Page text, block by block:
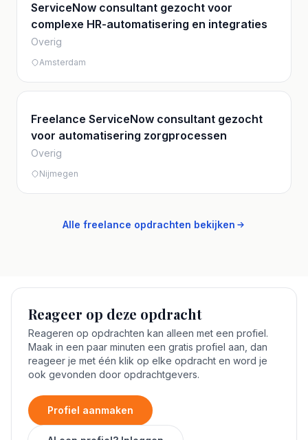
ServiceNow consultant gezocht voor
complexe HR-automatisering en integraties
Overig
Amsterdam
Freelance ServiceNow consultant gezocht
voor automatisering zorgprocessen
Overig
Nijmegen
Alle freelance opdrachten bekijken
Reageer op deze opdracht
Reageren op opdrachten kan alleen met een profiel.
Maak in een paar minuten een gratis profiel aan, dan
reageer je met één klik op elke opdracht en word je
ook gevonden door opdrachtgevers.
Profiel aanmaken